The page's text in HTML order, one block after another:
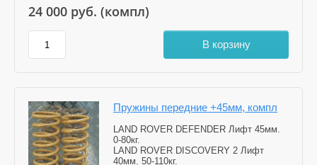
24 000 руб. (компл)
В корзину
Пружины передние +45мм, компл
LAND ROVER DEFENDER Лифт 45мм.
0-80кг.
LAND ROVER DISCOVERY 2 Лифт
40мм. 50-110кг.